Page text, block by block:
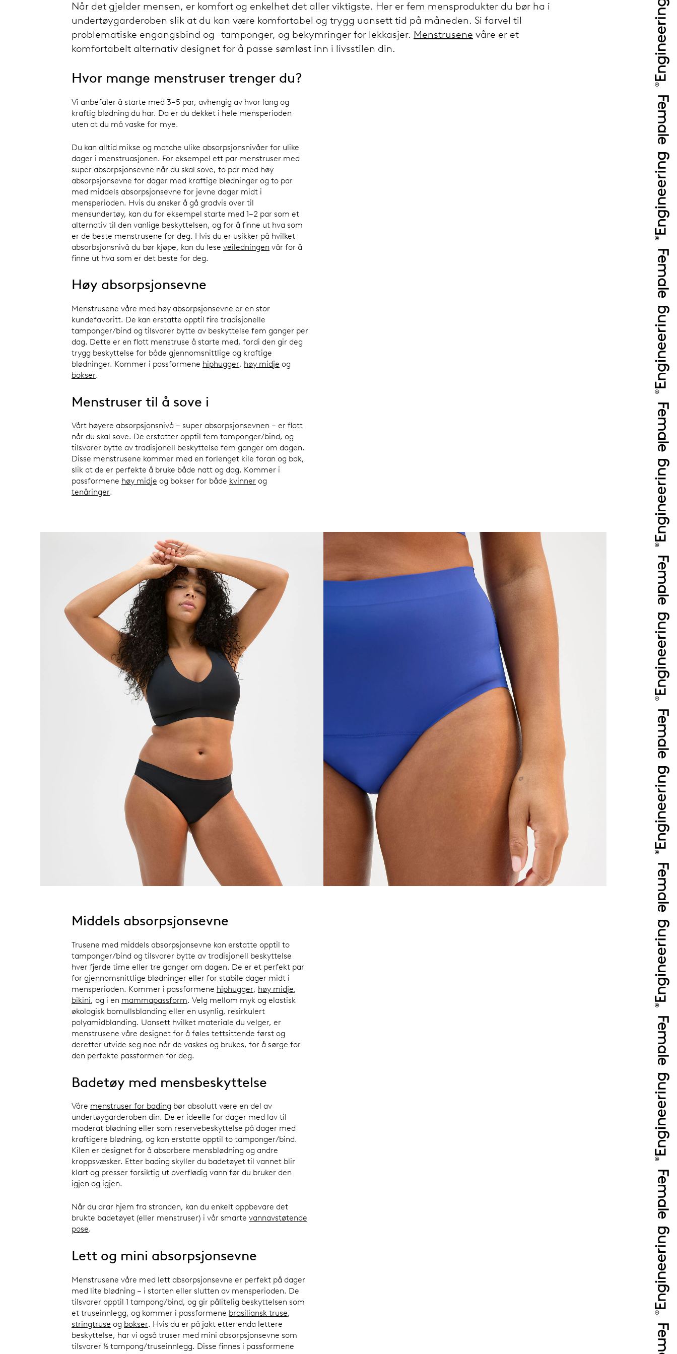
Når det gjelder mensen, er komfort og enkelhet det aller viktigste. Her er fem mensprodukter du bør ha i
undertøygarderoben slik at du kan være komfortabel og trygg uansett tid på måneden. Si farvel til
problematiske engangsbind og -tamponger, og bekymringer for lekkasjer. Menstrusene våre er et
komfortabelt alternativ designet for å passe sømløst inn i livsstilen din.
Hvor mange menstruser trenger du?
Vi anbefaler å starte med 3–5 par, avhengig av hvor lang og
kraftig blødning du har. Da er du dekket i hele mensperioden
uten at du må vaske for mye.
Du kan alltid mikse og matche ulike absorpsjonsnivåer for ulike
dager i menstruasjonen. For eksempel ett par menstruser med
super absorpsjonsevne når du skal sove, to par med høy
absorpsjonsevne for dager med kraftige blødninger og to par
med middels absorpsjonsevne for jevne dager midt i
mensperioden. Hvis du ønsker å gå gradvis over til
mensundertøy, kan du for eksempel starte med 1–2 par som et
alternativ til den vanlige beskyttelsen, og for å finne ut hva som
er de beste menstrusene for deg. Hvis du er usikker på hvilket
absorbsjonsnivå du bør kjøpe, kan du lese veiledningen vår for å
finne ut hva som er det beste for deg.
Høy absorpsjonsevne
Menstrusene våre med høy absorpsjonsevne er en stor
kundefavoritt. De kan erstatte opptil fire tradisjonelle
tamponger/bind og tilsvarer bytte av beskyttelse fem ganger per
dag. Dette er en flott menstruse å starte med, fordi den gir deg
trygg beskyttelse for både gjennomsnittlige og kraftige
blødninger. Kommer i passformene hiphugger, høy midje og
bokser.
Menstruser til å sove i
Vårt høyere absorpsjonsnivå – super absorpsjonsevnen – er flott
når du skal sove. De erstatter opptil fem tamponger/bind, og
tilsvarer bytte av tradisjonell beskyttelse fem ganger om dagen.
Disse menstrusene kommer med en forlenget kile foran og bak,
slik at de er perfekte å bruke både natt og dag. Kommer i
passformene høy midje og bokser for både kvinner og
tenåringer.
Middels absorpsjonsevne
Trusene med middels absorpsjonsevne kan erstatte opptil to
tamponger/bind og tilsvarer bytte av tradisjonell beskyttelse
hver fjerde time eller tre ganger om dagen. De er et perfekt par
for gjennomsnittlige blødninger eller for stabile dager midt i
mensperioden. Kommer i passformene hiphugger, høy midje,
bikini, og i en mammapassform. Velg mellom myk og elastisk
økologisk bomullsblanding eller en usynlig, resirkulert
polyamidblanding. Uansett hvilket materiale du velger, er
menstrusene våre designet for å føles tettsittende først og
deretter utvide seg noe når de vaskes og brukes, for å sørge for
den perfekte passformen for deg.
Badetøy med mensbeskyttelse
Våre menstruser for bading bør absolutt være en del av
undertøygarderoben din. De er ideelle for dager med lav til
moderat blødning eller som reservebeskyttelse på dager med
kraftigere blødning, og kan erstatte opptil to tamponger/bind.
Kilen er designet for å absorbere mensblødning og andre
kroppsvæsker. Etter bading skyller du badetøyet til vannet blir
klart og presser forsiktig ut overflødig vann før du bruker den
igjen og igjen.
Når du drar hjem fra stranden, kan du enkelt oppbevare det
brukte badetøyet (eller menstruser) i vår smarte vannavstøtende
pose.
Lett og mini absorpsjonsevne
Menstrusene våre med lett absorpsjonsevne er perfekt på dager
med lite blødning – i starten eller slutten av mensperioden. De
tilsvarer opptil 1 tampong/bind, og gir pålitelig beskyttelsen som
et truseinnlegg, og kommer i passformene brasiliansk truse,
stringtruse og bokser. Hvis du er på jakt etter enda lettere
beskyttelse, har vi også truser med mini absorpsjonsevne som
tilsvarer ½ tampong/truseinnlegg. Disse finnes i passformene